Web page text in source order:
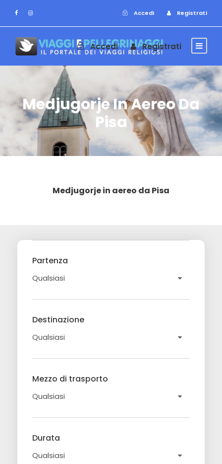
Accedi Registrati
Accedi Registrati
Medjugorje In Aereo Da
Pisa
Medjugorje in aereo da Pisa
Partenza
Destinazione
Mezzo di trasporto
Durata